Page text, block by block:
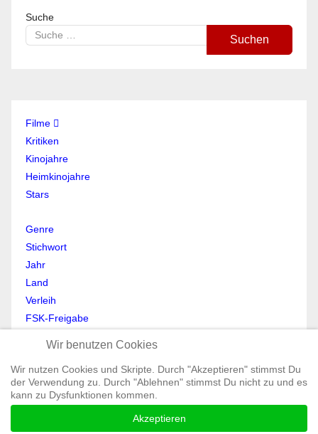
Suche
Suchen
Filme
Kritiken
Kinojahre
Heimkinojahre
Stars
Genre
Stichwort
Jahr
Land
Verleih
FSK-Freigabe
Mein Profil
Registrieren
All Rights reserved © Moviewolf 2026
Wir benutzen Cookies
Wir nutzen Cookies und Skripte. Durch "Akzeptieren" stimmst Du
der Verwendung zu. Durch "Ablehnen" stimmst Du nicht zu und es
kann zu Dysfunktionen kommen.
Akzeptieren